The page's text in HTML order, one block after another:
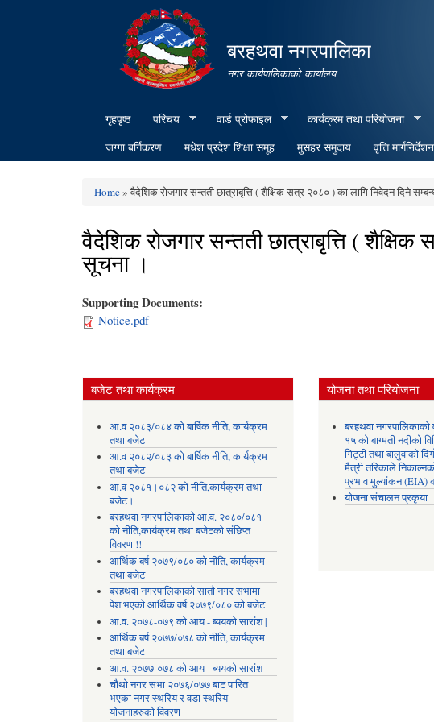
बरहथवा नगरपालिका
नगर कार्यपालिकाको कार्यालय
गृहपृष्ठ परिचय वार्ड प्रोफाइल कार्यक्रम तथा परियोजना
जग्गा बर्गिकरण
मधेश प्रदेश शिक्षा समूह मुसहर समुदाय वृत्ति मार्गनिर्देशन
Home» वैदेशिक रोजगार सन्तती छात्राबृत्ति ( शैक्षिक सत्र २०८० ) का लागि निवेदन दिने
वैदेशिक रोजगार सन्तती छात्राबृत्ति (
सूचना ।
Supporting Documents:
Notice.pdf
बजेट तथा कार्यक्रम
आ.व २०८३/०८४ को बार्षिक नीति, कार्यक्रम
तथा बजेट
आ.व २०८२/०८३ को बार्षिक नीति, कार्यक्रम
तथा बजेट
आ.व २०८१।०८२ को नीति,कार्यक्रम तथा
बजेट।
बरहथवा नगरपालिकाको आ.व. २०८०/०८१
को नीति,कार्यक्रम तथा बजेटको संछिप्त
विवरण !!
आर्थिक बर्ष २०७९/०८० को नीति, कार्यक्रम
तथा बजेट
बरहथवा नगरपालिकाको सातौ नगर सभामा
पेश भएको आर्थिक वर्ष २०७९/०८० को बजेट
आ.व. २०७८-०७९ को आय - ब्ययको सारांश |
आर्थिक बर्ष २०७७/०७८ को नीति, कार्यक्रम
तथा बजेट
आ.व. २०७७-०७८ को आय - ब्ययको सारांश
चौथो नगर सभा २०७६/०७७ बाट पारित
भएका नगर स्थरिय र वडा स्थरिय
योजनाहरुको विवरण
योजना तथा परियोजना
बरहथवा
१५ को बाग्मती नदीको
गिट्टी तथा बालुवाको
मैत्री तरिकाले
प्रभाव मुल्यांकन (EIA)
योजना संचालन प्रकृया